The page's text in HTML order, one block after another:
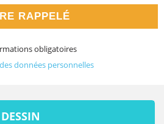
RAPPELÉ
obligatoires
données personnelles